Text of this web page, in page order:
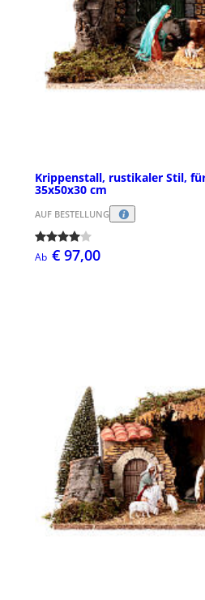
Krippenstall, rustikaler Stil,
35x50x30 cm
AUF BESTELLUNG
Ab € 97,00